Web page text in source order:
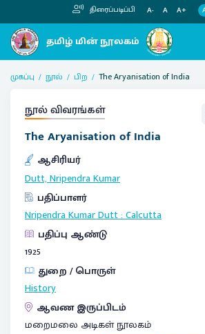
திரைப்படிப்பி A- A A+
முகப்பு நூல் பிற The Aryanisation of India
நூல் விவரங்கள்
The Aryanisation of India
ஆசிரியர்
Dutt, Nripendra Kumar
பதிப்பாளர்
Nripendra Kumar Dutt:Calcutta
பதிப்பு ஆண்டு
1925
துறை / பொருள்
History
ஆவண இருப்பிடம்
மறைமலை அடிகள் நூலகம்